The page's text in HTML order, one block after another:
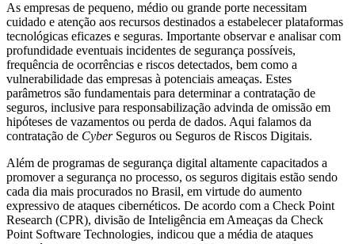
As empresas de pequeno, médio ou grande porte necessitam
cuidado e atenção aos recursos destinados a estabelecer plataformas
tecnológicas eficazes e seguras. Importante observar e analisar com
profundidade eventuais incidentes de segurança possíveis,
frequência de ocorrências e riscos detectados, bem como a
vulnerabilidade das empresas à potenciais ameaças. Estes
parâmetros são fundamentais para determinar a contratação de
seguros, inclusive para responsabilização advinda de omissão em
hipóteses de vazamentos ou perda de dados. Aqui falamos da
contratação de CyberSeguros ou Seguros de Riscos Digitais.
Além de programas de segurança digital altamente capacitados a
promover a segurança no processo, os seguros digitais estão sendo
cada dia mais procurados no Brasil, em virtude do aumento
expressivo de ataques cibernéticos. De acordo com a Check Point
Research (CPR), divisão de Inteligência em Ameaças da Check
Point Software Technologies, indicou que a média de ataques